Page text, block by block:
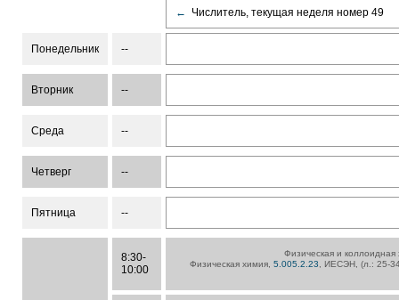
← Числитель, текущая неделя номер 49
Понедельник --
Вторник --
Среда --
Четверг --
Пятница --
8:30-
10:00
Физическая и
Физическая химия, 5.005.2.23 , ИЕСЭН, (л.: 25-